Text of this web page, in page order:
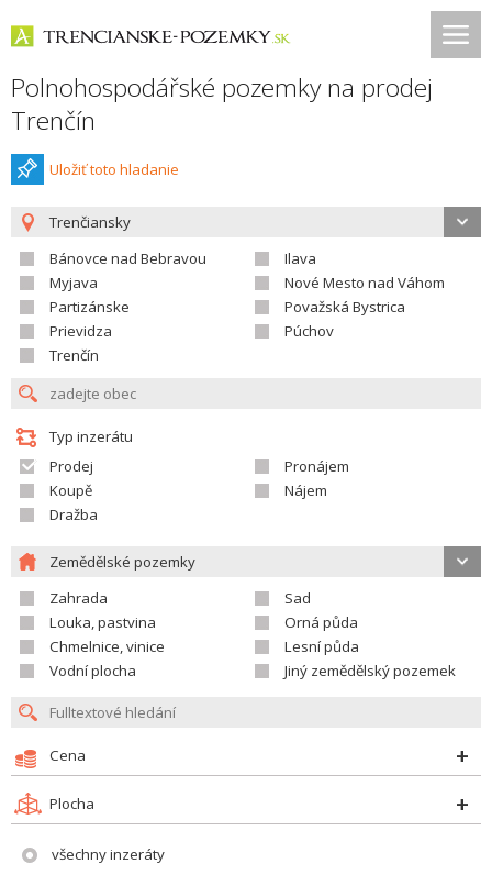
Polnohospodářské pozemky na prodej
Trenčín
Uložiť toto hladanie
Trenčiansky
Bánovce nad Bebravou
Ilava
Myjava
Nové Mesto nad Váhom
Partizánske
Považská Bystrica
Prievidza
Púchov
Trenčín
Typ inzerátu
Prodej
Pronájem
Koupě
Nájem
Dražba
Zemědělské pozemky
Zahrada
Sad
Louka, pastvina
Orná půda
Chmelnice, vinice
Lesní půda
Vodní plocha
Jiný zemědělský pozemek
Cena
Plocha
všechny inzeráty